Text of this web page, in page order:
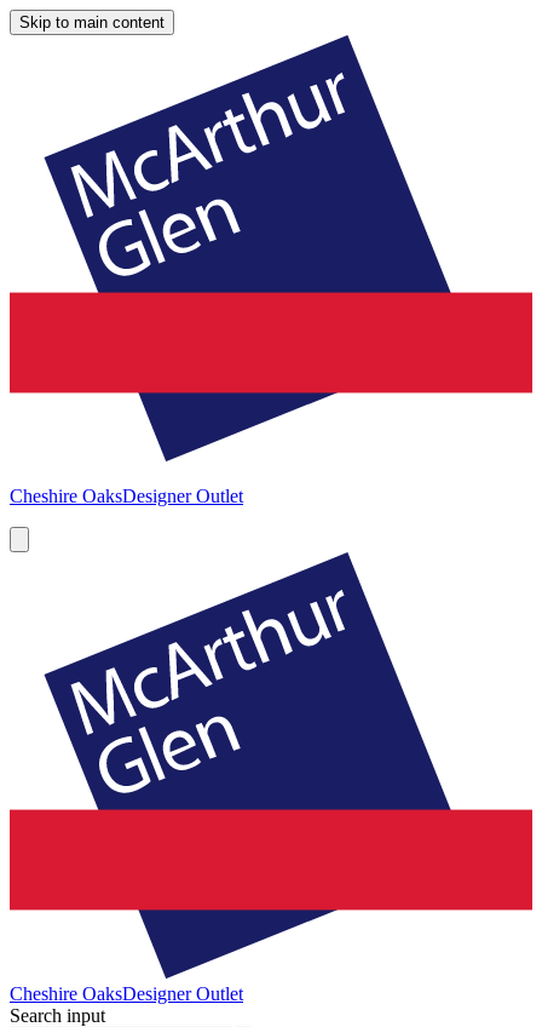
Skip to main content
Cheshire OaksDesigner Outlet
Cheshire OaksDesigner Outlet
Search input